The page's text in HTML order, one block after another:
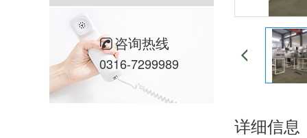
咨询热线
0316-7299989
详细信息